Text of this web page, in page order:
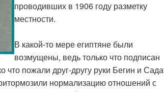
проводивших в 1906 году разметку
местности.
В какой-то мере египтяне были
возмущены, ведь только что подписан
пожали друг-другу руки Бегин и
нормализацию отношений с